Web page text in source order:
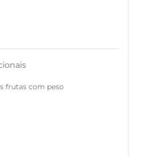
frutas com peso